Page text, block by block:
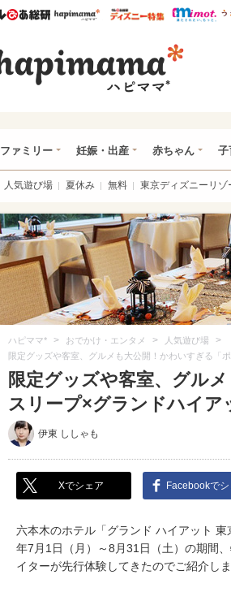
ウレぴあ総研ハピママ* ウレぴあ
ファミリー 妊娠・出産 赤ちゃん 子
人気遊び場 夏休み 無料 東京ディズニーリゾ
ハピママ* > おでかけ・エンタメ > 人気遊び場 >
限定グッズや客室、グルメも大公開！かわいすぎる「
限定グッズや客室、グル
スリープ×グランドハイア
伊東 ししゃも
Xでシェア Facebookでシ
六本木のホテル「グランド ハイアット
年7月1日（月）～8月31日（土）の期間
イターが先行体験してきたのでご紹介しま